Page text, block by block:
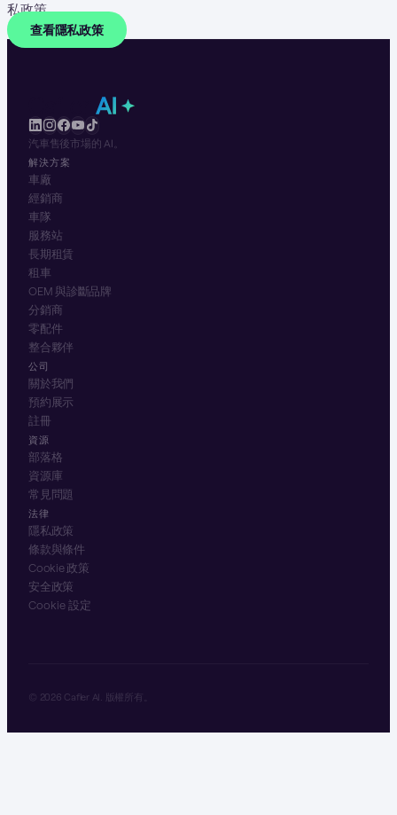
私政策。
查看隱私政策
汽車售後市場的 AI。
解決方案
車廠
經銷商
車隊
服務站
長期租賃
租車
OEM 與診斷品牌
分銷商
零配件
整合夥伴
公司
關於我們
預約展示
註冊
資源
部落格
資源庫
常見問題
法律
隱私政策
條款與條件
Cookie 政策
安全政策
Cookie 設定
© 2026 Cafler AI. 版權所有。